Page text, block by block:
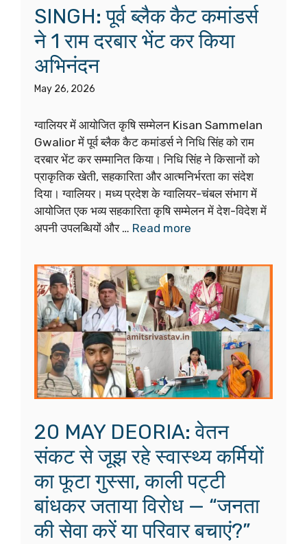
SINGH: पूर्व ब्लैक कैट कमांडर्स
ने 1 राम दरबार भेंट कर किया
अभिनंदन
May 26, 2026
ग्वालियर में आयोजित कृषि सम्मेलन Kisan Sammelan
Gwalior में पूर्व ब्लैक कैट कमांडर्स ने निधि सिंह को राम
दरबार भेंट कर सम्मानित किया। निधि सिंह ने किसानों को
प्राकृतिक खेती, सहकारिता और आत्मनिर्भरता का संदेश
दिया। ग्वालियर। मध्य प्रदेश के ग्वालियर-चंबल संभाग में
आयोजित एक भव्य सहकारिता कृषि सम्मेलन में देश-विदेश में
अपनी उपलब्धियों और … Read more
20 MAY DEORIA: वेतन
संकट से जूझ रहे स्वास्थ्य कर्मियों
का फूटा गुस्सा, काली पट्टी
बांधकर जताया विरोध — “जनता
की सेवा करें या परिवार बचाएं?”